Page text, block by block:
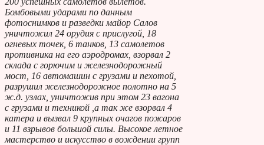
Бомбовыми ударами по данным
фотоснимков и разведки майор Салов
уничтожил 24 орудия с прислугой, 18
огневых точек, 6 танков, 13 самолетов
противника на его аэродромах, взорвал 2
склада с горючим и железнодорожный
мост, 16 автомашин с грузами и пехотой,
разрушил железнодорожное полотно на 5
ж.д. узлах, уничтожив при этом 23 вагона
с грузами и техникой ,а так же взорвал 4
катера и вызвал 9 крупных очагов пожаров
и 11 взрывов большой силы. Высокое летное
мастерство и искусство в вождении групп